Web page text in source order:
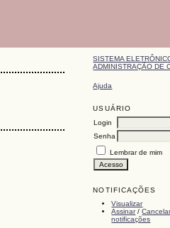
SISTEMA
ADMINISTRAÇÃO DE
Ajuda
USUÁRIO
Login
Senha
Lembrar de mim
NOTIFICAÇÕES
Visualizar
Assinar/
notificações